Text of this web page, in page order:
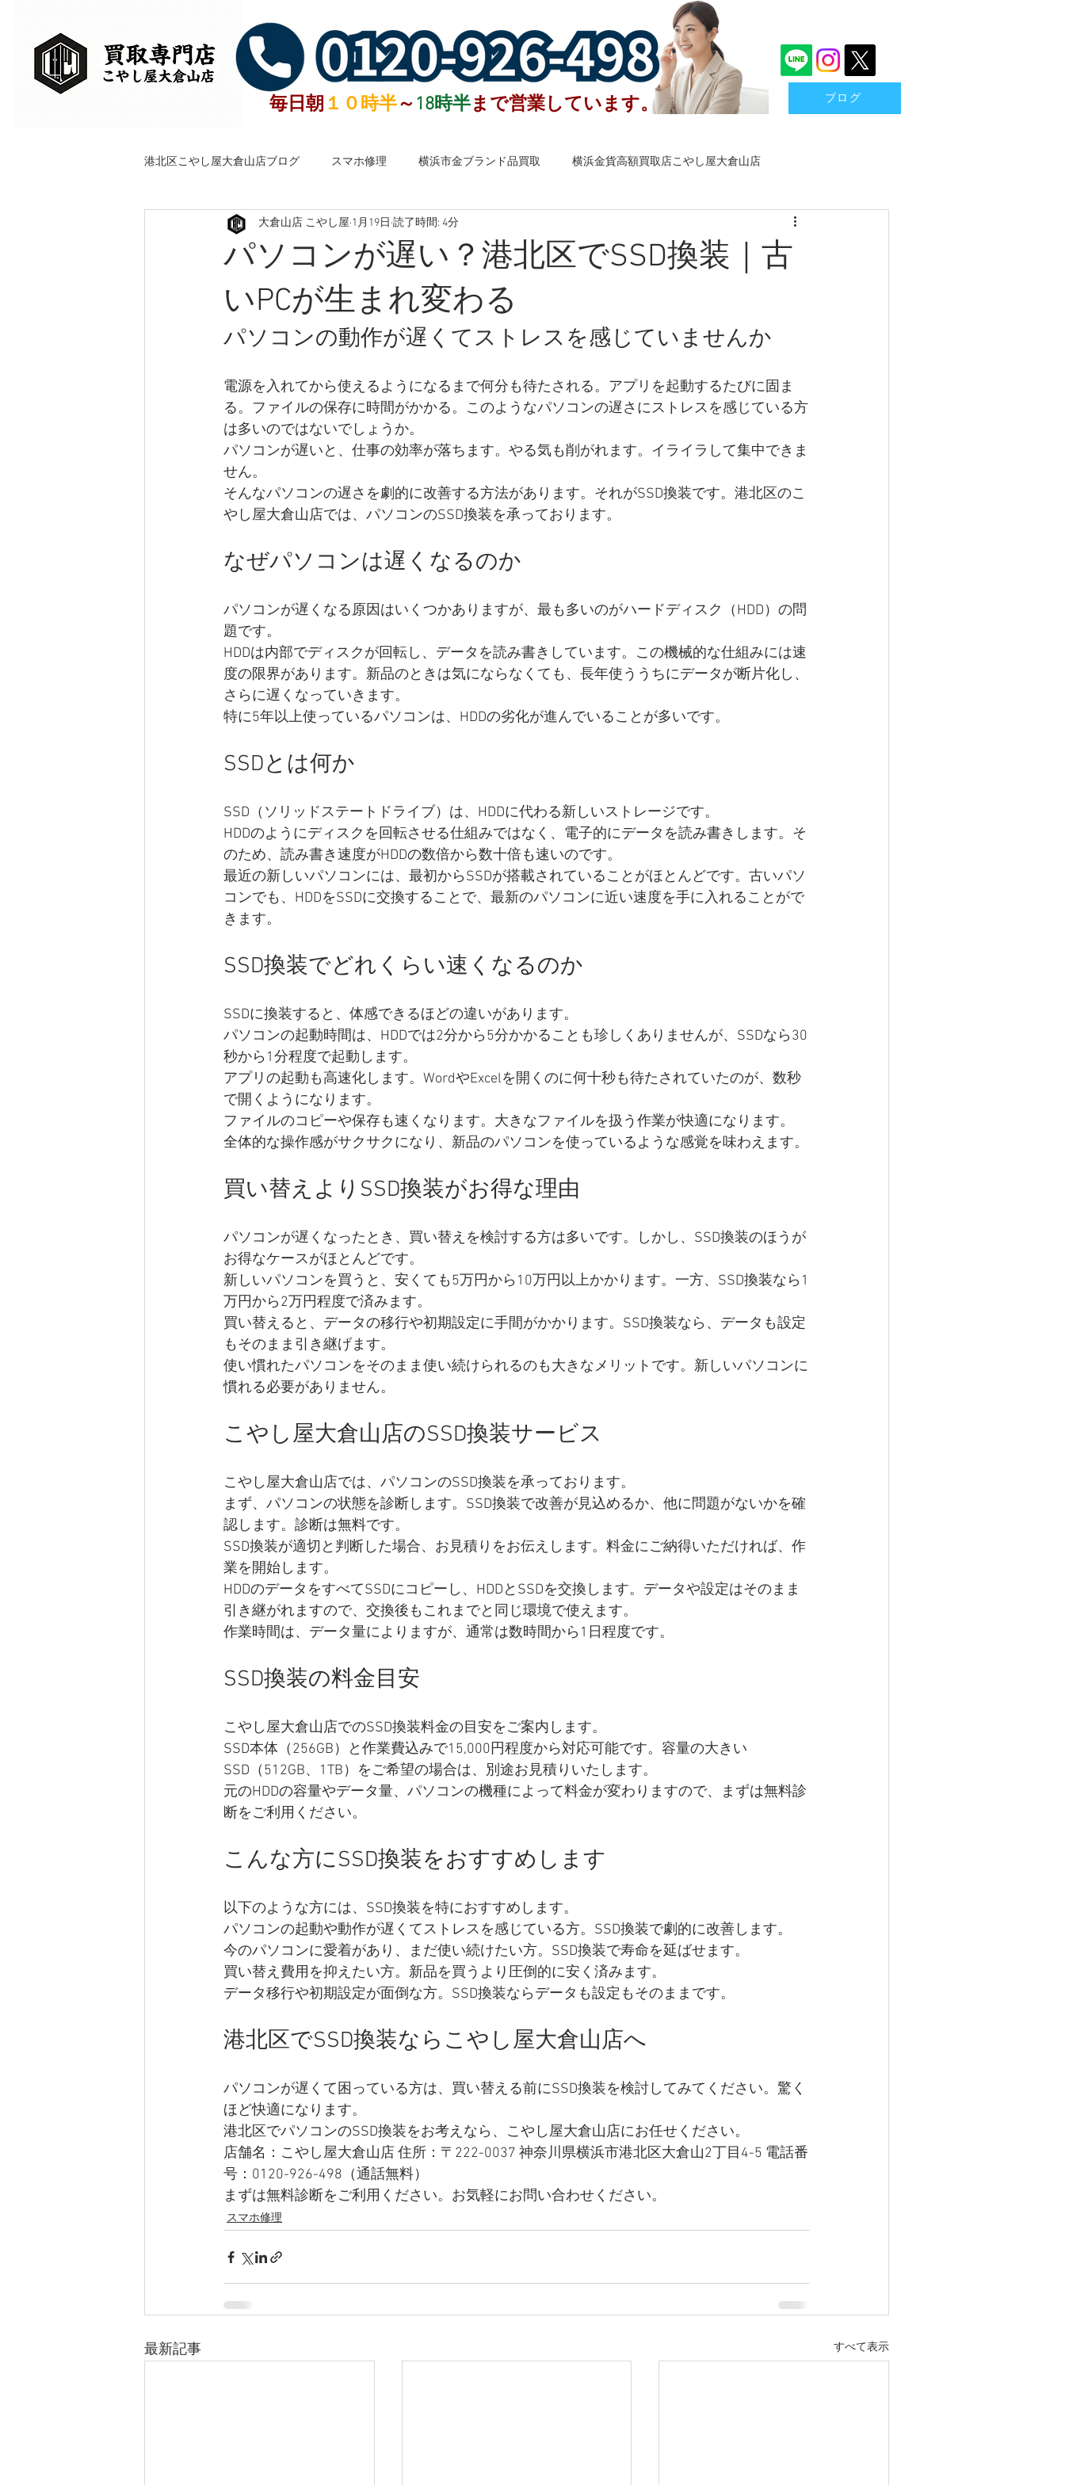
毎日朝 １０時半～ 18時半まで営業しています。 ブログ
港北区こやし屋大倉山店ブログ スマホ修理 横浜市金ブランド品買取 横浜金貨高額買取店こやし屋大倉山店
横浜港北区古銭金貨銀貨買取聖徳太子お札など外国銭高額買取 港北区金券買取
無料で包丁研ぎいたします。 港北区買取店 金・プラチナ
金券・株主優待券 ハガキ・切手・テレカ お酒 おもちゃ
横浜海外スイスインゴット買取金製品買取店 バイト募集 新品スマホ買取
パソコンが遅い？港北区でSSD換装｜古
いPCが生まれ変わる
大倉山店 こやし屋 1月19日 読了時間: 4分
パソコンの動作が遅くてストレスを感じていませんか
電源を入れてから使えるようになるまで何分も待たされる。アプリを起動するたびに固ま
る。ファイルの保存に時間がかかる。このようなパソコンの遅さにストレスを感じている方
は多いのではないでしょうか。
パソコンが遅いと、仕事の効率が落ちます。やる気も削がれます。イライラして集中できま
せん。
そんなパソコンの遅さを劇的に改善する方法があります。それがSSD換装です。港北区のこ
やし屋大倉山店では、パソコンのSSD換装を承っております。
なぜパソコンは遅くなるのか
パソコンが遅くなる原因はいくつかありますが、最も多いのがハードディスク（HDD）の問
題です。
HDDは内部でディスクが回転し、データを読み書きしています。この機械的な仕組みには速
度の限界があります。新品のときは気にならなくても、長年使ううちにデータが断片化し、
さらに遅くなっていきます。
特に5年以上使っているパソコンは、HDDの劣化が進んでいることが多いです。
SSDとは何か
SSD（ソリッドステートドライブ）は、HDDに代わる新しいストレージです。
HDDのようにディスクを回転させる仕組みではなく、電子的にデータを読み書きします。そ
のため、読み書き速度がHDDの数倍から数十倍も速いのです。
最近の新しいパソコンには、最初からSSDが搭載されていることがほとんどです。古いパソ
コンでも、HDDをSSDに交換することで、最新のパソコンに近い速度を手に入れることがで
きます。
SSD換装でどれくらい速くなるのか
SSDに換装すると、体感できるほどの違いがあります。
パソコンの起動時間は、HDDでは2分から5分かかることも珍しくありませんが、SSDなら30
秒から1分程度で起動します。
アプリの起動も高速化します。WordやExcelを開くのに何十秒も待たされていたのが、数秒
で開くようになります。
ファイルのコピーや保存も速くなります。大きなファイルを扱う作業が快適になります。
全体的な操作感がサクサクになり、新品のパソコンを使っているような感覚を味わえます。
買い替えよりSSD換装がお得な理由
パソコンが遅くなったとき、買い替えを検討する方は多いです。しかし、SSD換装のほうが
お得なケースがほとんどです。
新しいパソコンを買うと、安くても5万円から10万円以上かかります。一方、SSD換装なら1
万円から2万円程度で済みます。
買い替えると、データの移行や初期設定に手間がかかります。SSD換装なら、データも設定
もそのまま引き継げます。
使い慣れたパソコンをそのまま使い続けられるのも大きなメリットです。新しいパソコンに
慣れる必要がありません。
こやし屋大倉山店のSSD換装サービス
こやし屋大倉山店では、パソコンのSSD換装を承っております。
まず、パソコンの状態を診断します。SSD換装で改善が見込めるか、他に問題がないかを確
認します。診断は無料です。
SSD換装が適切と判断した場合、お見積りをお伝えします。料金にご納得いただければ、作
業を開始します。
HDDのデータをすべてSSDにコピーし、HDDとSSDを交換します。データや設定はそのまま
引き継がれますので、交換後もこれまでと同じ環境で使えます。
作業時間は、データ量によりますが、通常は数時間から1日程度です。
SSD換装の料金目安
こやし屋大倉山店でのSSD換装料金の目安をご案内します。
SSD本体（256GB）と作業費込みで15,000円程度から対応可能です。容量の大きい
SSD（512GB、1TB）をご希望の場合は、別途お見積りいたします。
元のHDDの容量やデータ量、パソコンの機種によって料金が変わりますので、まずは無料診
断をご利用ください。
こんな方にSSD換装をおすすめします
以下のような方には、SSD換装を特におすすめします。
パソコンの起動や動作が遅くてストレスを感じている方。SSD換装で劇的に改善します。
今のパソコンに愛着があり、まだ使い続けたい方。SSD換装で寿命を延ばせます。
買い替え費用を抑えたい方。新品を買うより圧倒的に安く済みます。
データ移行や初期設定が面倒な方。SSD換装ならデータも設定もそのままです。
港北区でSSD換装ならこやし屋大倉山店へ
パソコンが遅くて困っている方は、買い替える前にSSD換装を検討してみてください。驚く
ほど快適になります。
港北区でパソコンのSSD換装をお考えなら、こやし屋大倉山店にお任せください。
店舗名：こやし屋大倉山店 住所：〒222-0037 神奈川県横浜市港北区大倉山2丁目4-5 電話番
号：0120-926-498（通話無料）
まずは無料診断をご利用ください。お気軽にお問い合わせください。
スマホ修理
最新記事 すべて表示